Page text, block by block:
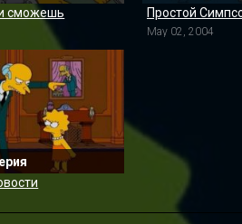
сможешь
Простой
May 02, 2004